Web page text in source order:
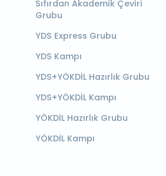
Sıfırdan Akademik Çeviri
Grubu
YDS Express Grubu
YDS Kampı
YDS+YÖKDİL Hazırlık Grubu
YDS+YÖKDİL Kampı
YÖKDİL Hazırlık Grubu
YÖKDİL Kampı